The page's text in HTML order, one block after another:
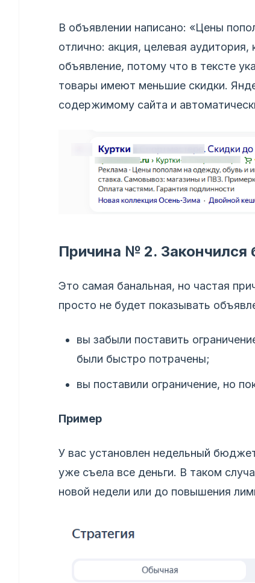
В объявлении написано: «Цены
отлично: акция, целевая
объявление, потому что в тексте
товары имеют меньшие скидки.
содержимому сайта и
Причина № 2.
Это самая банальная, но частая
просто не будет показывать
вы забыли поставить
были быстро потрачены;
вы поставили ограничение, но
Пример
У вас установлен недельный
уже съела все деньги. В таком
новой недели или до повышения